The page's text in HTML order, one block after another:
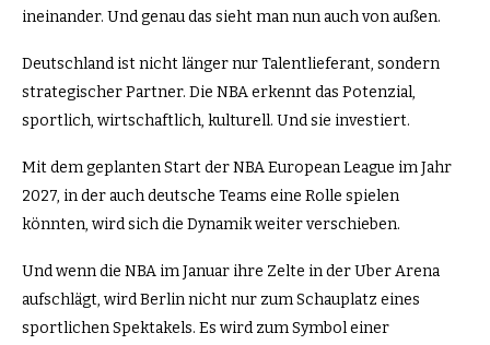
ineinander. Und genau das sieht man nun auch von außen.
Deutschland ist nicht länger nur Talentlieferant, sondern
strategischer Partner. Die NBA erkennt das Potenzial,
sportlich, wirtschaftlich, kulturell. Und sie investiert.
Mit dem geplanten Start der NBA European League im Jahr
2027, in der auch deutsche Teams eine Rolle spielen
könnten, wird sich die Dynamik weiter verschieben.
Und wenn die NBA im Januar ihre Zelte in der Uber Arena
aufschlägt, wird Berlin nicht nur zum Schauplatz eines
sportlichen Spektakels. Es wird zum Symbol einer